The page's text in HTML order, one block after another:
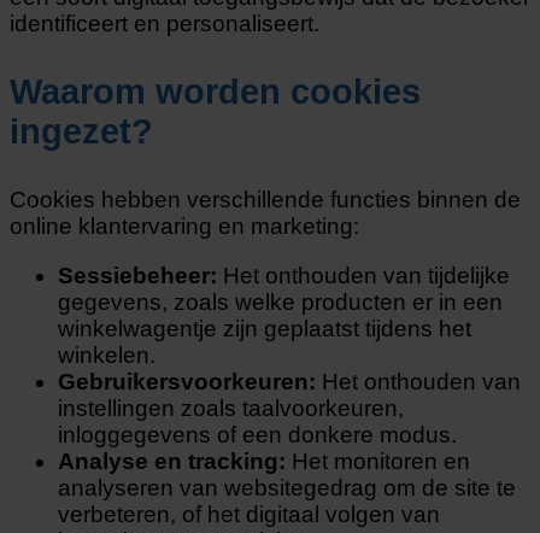
identificeert en personaliseert.
Waarom worden cookies
ingezet?
Cookies hebben verschillende functies binnen de
online klantervaring en marketing:
Sessiebeheer: Het onthouden van tijdelijke
gegevens, zoals welke producten er in een
winkelwagentje zijn geplaatst tijdens het
winkelen.
Gebruikersvoorkeuren: Het onthouden van
instellingen zoals taalvoorkeuren,
inloggegevens of een donkere modus.
Analyse en tracking: Het monitoren en
analyseren van websitegedrag om de site te
verbeteren, of het digitaal volgen van